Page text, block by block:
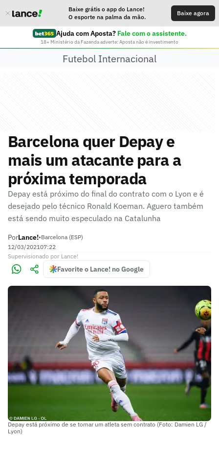
Baixe grátis o app do Lance!
O esporte na palma da mão.
Baixe agora
Ajuda com Aposta? Fale com o assistente.
18+ Ministério da Fazenda adverte: Aposta não é investimento
Futebol Internacional
Barcelona quer Depay e
mais um atacante para a
próxima temporada
Depay está próximo do final do contrato com o Lyon e é
desejado pelo técnico Ronald Koeman. Aguero também
está sendo muito especulado na Catalunha
PorLance!•Barcelona (ESP)
12/03/202107:22
Supervisionado por Lance!
Favorite o Lance! no Google
Depay está próximo de se tornar um atleta sem contrato (Foto: Damien LG /
Lyon)